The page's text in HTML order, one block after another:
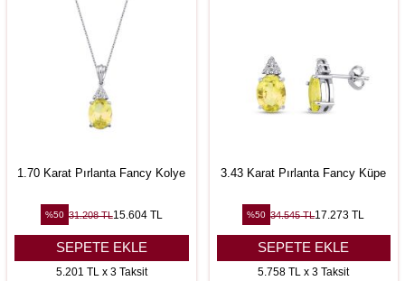
1.70 Karat Pırlanta Fancy Kolye
%50 31.208TL15.604TL
SEPETE EKLE
5.201 TL x 3 Taksit
3.43 Karat Pırlanta Fancy Küpe
%50 34.545TL17.273 TL
SEPETE EKLE
5.758 TL x 3 Taksit